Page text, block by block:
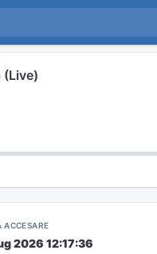
(Live)
ACCESARE
2026 12:17:36